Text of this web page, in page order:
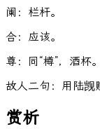
阑：栏杆。
合：应该。
尊：同“樽”，酒杯。
故人二句：用陆觊
赏析